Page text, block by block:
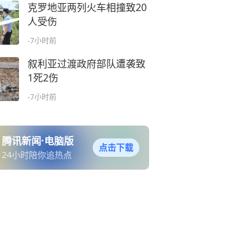
克罗地亚两列火车相撞致20
人受伤
-7小时前
叙利亚过渡政府部队遭袭致
1死2伤
-7小时前
腾讯新闻·电脑版
24小时陪你追热点
点击下载